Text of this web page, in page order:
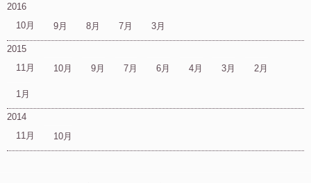
2016
10月
9月 8月 7月 3月
2015
11月
10月 9月 7月 6月 4月 3月 2月
1月
2014
11月
10月